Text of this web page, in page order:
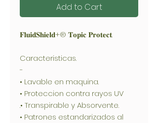
Add to Cart
𝐅𝐥𝐮𝐢𝐝𝐒𝐡𝐢𝐞𝐥𝐝+® 𝐓𝐨𝐩𝐢𝐜 𝐏𝐫𝐨𝐭𝐞𝐜𝐭.
Caracteristicas.
-
• Lavable en maquina.
• Proteccion contra rayos UV
.• Transpirable y Absorvente.
• Patrones estandarizados al